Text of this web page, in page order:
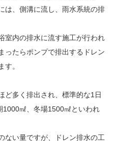
は、側溝に流し、雨水系統の排
室内の排水に流す施工が行われ
ったらポンプで排出するドレン
す。
ど多く排出され、標準的な1日
㎖、冬場1500㎖といわれ
ない量ですが、ドレン排水の工